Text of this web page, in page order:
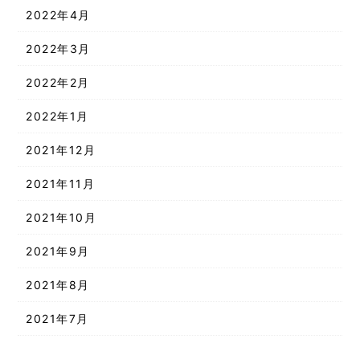
2022年4月
2022年3月
2022年2月
2022年1月
2021年12月
2021年11月
2021年10月
2021年9月
2021年8月
2021年7月